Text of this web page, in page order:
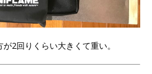
2回りくらい大きくて重い。